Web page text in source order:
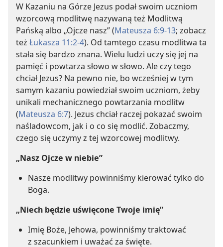
W Kazaniu na Górze Jezus podał swoim uczniom
wzorcową modlitwę nazywaną też Modlitwą
Pańską albo „Ojcze nasz” (Mateusza 6:9-13; zobacz
też Łukasza 11:2-4). Od tamtego czasu modlitwa ta
stała się bardzo znana. Wielu ludzi uczy się jej na
pamięć i powtarza słowo w słowo. Ale czy tego
chciał Jezus? Na pewno nie, bo wcześniej w tym
samym kazaniu powiedział swoim uczniom, żeby
unikali mechanicznego powtarzania modlitw
(Mateusza 6:7). Jezus chciał raczej pokazać swoim
naśladowcom, jak i o co się modlić. Zobaczmy,
czego się uczymy z tej wzorcowej modlitwy.
„Nasz Ojcze w niebie”
Nasze modlitwy powinniśmy kierować tylko do
Boga.
„Niech będzie uświęcone Twoje imię”
Imię Boże, Jehowa, powinniśmy traktować
z szacunkiem i uważać za święte.